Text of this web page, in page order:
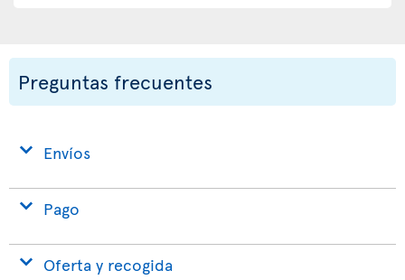
Preguntas frecuentes
Envíos
Pago
Oferta y recogida